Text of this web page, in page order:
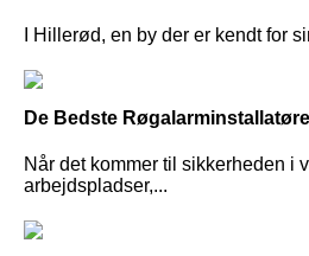
I Hillerød, en by der er kendt for
De Bedste
Når det kommer til sikkerheden i
arbejdspladser,...